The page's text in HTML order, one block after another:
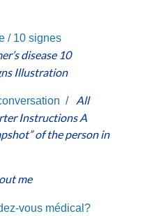
/ 10 signes
disease 10
Illustration
/
All
Instructions A
of the person in
me
vous médical?